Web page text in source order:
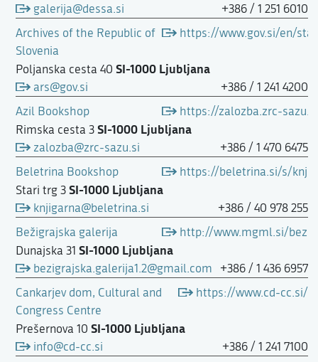
+386 / 1 251 6010
galerija@dessa.si
https://www.gov.si/en/
Archives of the Republic of
Slovenia
Poljanska cesta 40 SI-1000 Ljubljana
+386 / 1 241 4200
ars@gov.si
https://zalozba.zrc-
Azil Bookshop
Rimska cesta 3 SI-1000 Ljubljana
+386 / 1 470 6475
zalozba@zrc-sazu.si
https://beletrina.si/s/
Beletrina Bookshop
Stari trg 3 SI-1000 Ljubljana
+386 / 40 978 255
knjigarna@beletrina.si
http://www.mgml.si/
Bežigrajska galerija
Dunajska 31 SI-1000 Ljubljana
+386 / 1 436 6957
bezigrajska.galerija1.2@gmail.com
https://www.cd-cc.si/
Cankarjev dom, Cultural and
Congress Centre
Prešernova 10 SI-1000 Ljubljana
+386 / 1 241 7100
info@cd-cc.si